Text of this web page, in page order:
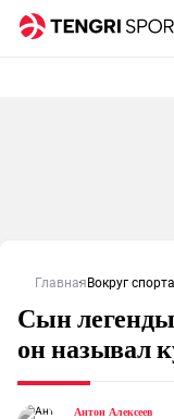
Главная Вокруг спорта
Сын
он называл
Антон Алексеев